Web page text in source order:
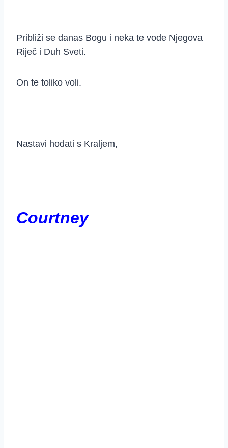
Približi se danas Bogu i neka te vode Njegova
Riječ i Duh Sveti.
On te toliko voli.
Nastavi hodati s Kraljem,
Courtney